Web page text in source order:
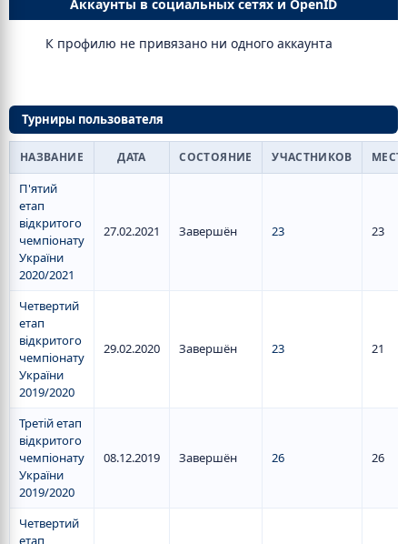
Аккаунты в социальных сетях и OpenID
К профилю не привязано ни одного аккаунта
Турниры пользователя
НАЗВАНИЕ ДАТА СОСТОЯНИЕ УЧАСТНИКОВ
П'ятий
етап
відкритого
чемпіонату
України
2020/2021
27.02.2021 Завершён 23 23
Четвертий
етап
відкритого
чемпіонату
України
2019/2020
29.02.2020 Завершён 23 21
Третій етап
відкритого
чемпіонату
України
2019/2020
08.12.2019 Завершён 26 26
Четвертий
етап